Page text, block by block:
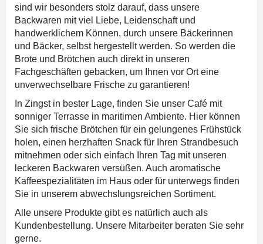
sind wir besonders stolz darauf, dass unsere
Backwaren mit viel Liebe, Leidenschaft und
handwerklichem Können, durch unsere Bäckerinnen
und Bäcker, selbst hergestellt werden. So werden die
Brote und Brötchen auch direkt in unseren
Fachgeschäften gebacken, um Ihnen vor Ort eine
unverwechselbare Frische zu garantieren!
In Zingst in bester Lage, finden Sie unser Café mit
sonniger Terrasse in maritimen Ambiente. Hier können
Sie sich frische Brötchen für ein gelungenes Frühstück
holen, einen herzhaften Snack für Ihren Strandbesuch
mitnehmen oder sich einfach Ihren Tag mit unseren
leckeren Backwaren versüßen. Auch aromatische
Kaffeespezialitäten im Haus oder für unterwegs finden
Sie in unserem abwechslungsreichen Sortiment.
Alle unsere Produkte gibt es natürlich auch als
Kundenbestellung. Unsere Mitarbeiter beraten Sie sehr
gerne.